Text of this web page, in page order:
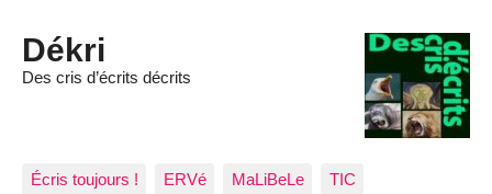
Dékri
Des cris d’écrits décrits
Écris toujours ! ERVé MaLiBeLe TIC